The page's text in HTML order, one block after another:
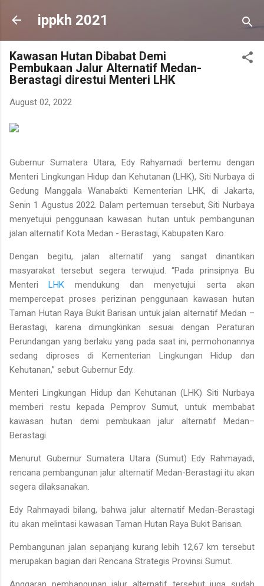
Skip to main content
ippkh 2021
Kawasan Hutan Dibabat Demi
Pembukaan Jalur Alternatif Medan-
Berastagi direstui Menteri LHK
August 02, 2022
Gubernur Sumatera Utara, Edy Rahyamadi bertemu dengan
Menteri Lingkungan Hidup dan Kehutanan (LHK), Siti Nurbaya di
Gedung Manggala Wanabakti Kementerian LHK, di Jakarta,
Senin 1 Agustus 2022. Dalam pertemuan tersebut, Siti Nurbaya
menyetujui penggunaan kawasan hutan untuk pembangunan
jalan alternatif Kota Medan - Berastagi, Kabupaten Karo.
Dengan begitu, jalan alternatif yang sangat dinantikan
masyarakat tersebut segera terwujud. “Pada prinsipnya Bu
MenteriLHK mendukung dan menyetujui serta akan
mempercepat proses perizinan penggunaan kawasan hutan
Taman Hutan Raya Bukit Barisan untuk jalan alternatif Medan –
Berastagi, karena dimungkinkan sesuai dengan Peraturan
Perundangan yang berlaku yang pada saat ini, permohonannya
sedang diproses di Kementerian Lingkungan Hidup dan
Kehutanan,” sebut Gubernur Edy.
Menteri Lingkungan Hidup dan Kehutanan (LHK) Siti Nurbaya
memberi restu kepada Pemprov Sumut, untuk membabat
kawasan hutan demi pembukaan jalur alternatif Medan–
Berastagi.
Menurut Gubernur Sumatera Utara (Sumut) Edy Rahmayadi,
rencana pembangunan jalur alternatif Medan-Berastagi itu akan
segera dilaksanakan.
Edy Rahmayadi bilang, bahwa jalur alternatif Medan-Berastagi
itu akan melintasi kawasan Taman Hutan Raya Bukit Barisan.
Pembangunan jalan sepanjang kurang lebih 12,67 km tersebut
merupakan bagian dari Rencana Strategis Provinsi Sumut.